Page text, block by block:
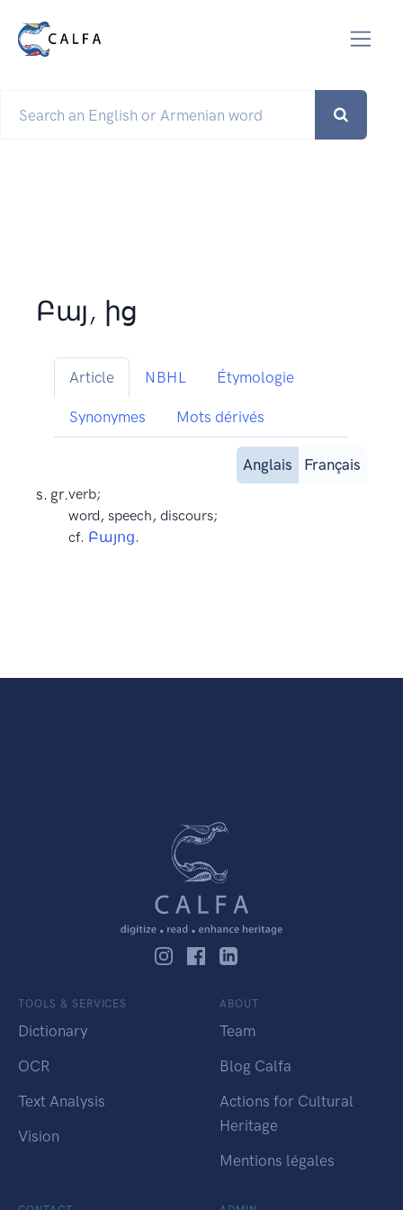
Բայ, ից
Article NBHL Étymologie
Synonymes Mots dérivés
Anglais
Français
s. gr.verb;
word, speech, discours;
cf. Բայոց.
TOOLS & SERVICES
Dictionary
OCR
Text Analysis
Vision
ABOUT
Team
Blog Calfa
Actions for Cultural
Heritage
Mentions légales